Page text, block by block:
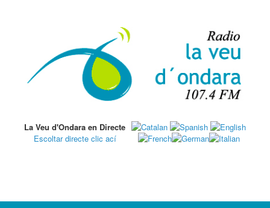
La Veu d'Ondara en Directe
Escoltar directe clic ací